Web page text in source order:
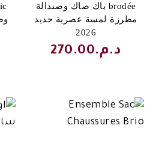
brodée باك صاك وصندالة
مطرزة لمسة عصرية جديد
2026
د.م.270.00